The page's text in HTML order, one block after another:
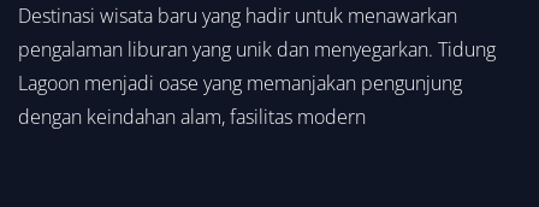
Destinasi wisata baru yang hadir untuk menawarkan
pengalaman liburan yang unik dan menyegarkan. Tidung
Lagoon menjadi oase yang memanjakan pengunjung
dengan keindahan alam, fasilitas modern